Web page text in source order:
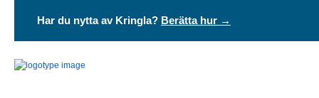
Har du nytta av Kringla? Berätta hur →